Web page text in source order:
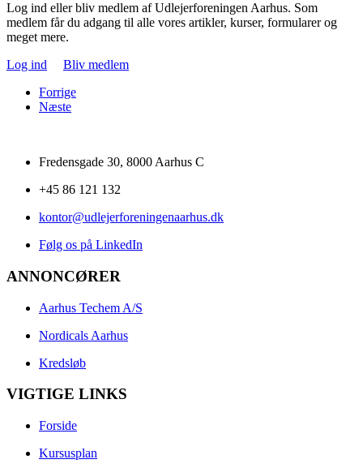
Log ind eller bliv medlem af Udlejerforeningen Aarhus. Som
medlem får du adgang til alle vores artikler, kurser, formularer og
meget mere.
Log ind
Bliv medlem
Forrige
Næste
Fredensgade 30, 8000 Aarhus C
+45 86 121 132
kontor@udlejerforeningenaarhus.dk
Følg os på LinkedIn
ANNONCØRER
Aarhus Techem A/S
Nordicals Aarhus
Kredsløb
VIGTIGE LINKS
Forside
Kursusplan